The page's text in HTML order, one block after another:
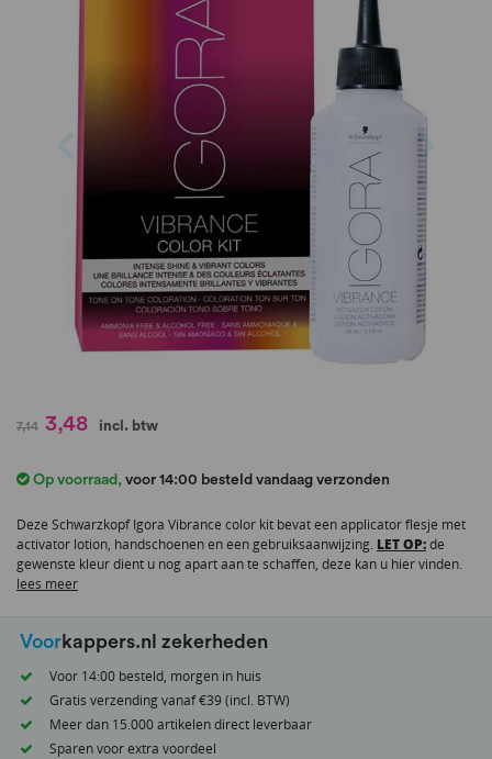
Op voorraad , voor 14:00 besteld vandaag verzonden
3,48
7,14 incl. btw
Deze Schwarzkopf Igora Vibrance color kit bevat een applicator flesje met
activator lotion, handschoenen en een gebruiksaanwijzing. LET OP:de
gewenste kleur dient u nog apart aan te schaffen, deze kan u hiervinden.
lees meer
Voorkappers.nl zekerheden
Voor 14:00 besteld, morgen in huis
Gratis verzending vanaf €39 (incl. BTW)
Meer dan 15.000 artikelen direct leverbaar
Sparen voor extra voordeel
naar
begin
afbeeldingen-
gallerij